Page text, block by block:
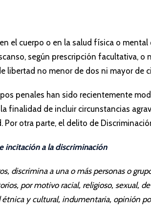
el cuerpo o en la salud física o
según prescripción facultativa, o
libertad no menor de dos ni mayor de
penales han sido recientemente
finalidad de incluir circunstancias
Por otra parte, el delito de
incitación a la discriminación
discrimina a una o más personas o
por motivo racial, religioso, sexual,
y cultural, indumentaria, opinión